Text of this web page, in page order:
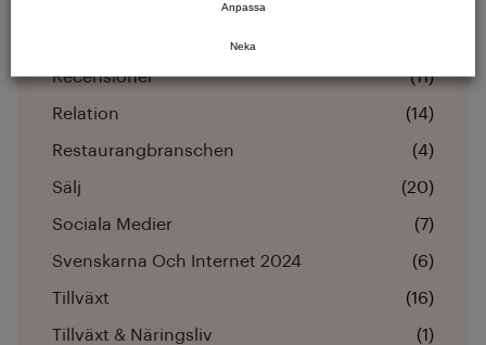
Recensioner (11)
Relation (14)
Restaurangbranschen (4)
Sälj (20)
Sociala Medier (7)
Svenskarna Och Internet 2024 (6)
Tillväxt (16)
Tillväxt & Näringsliv (1)
Anpassa
Neka